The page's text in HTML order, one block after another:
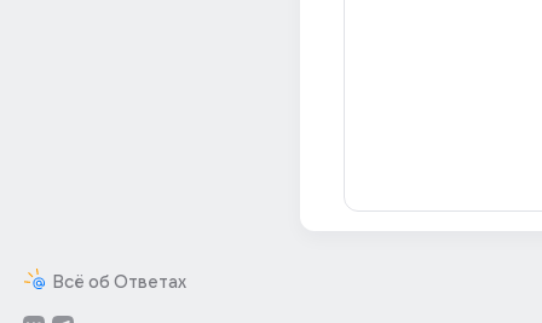
Всё об Ответах